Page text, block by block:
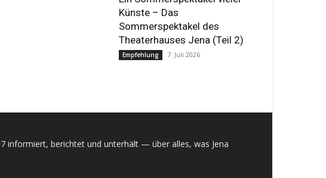
Künste – Das
Sommerspektakel des
Theaterhauses Jena (Teil 2)
Empfehlung 7. Juli 2026
informiert, berichtet und unterhält — über alles, was Jena